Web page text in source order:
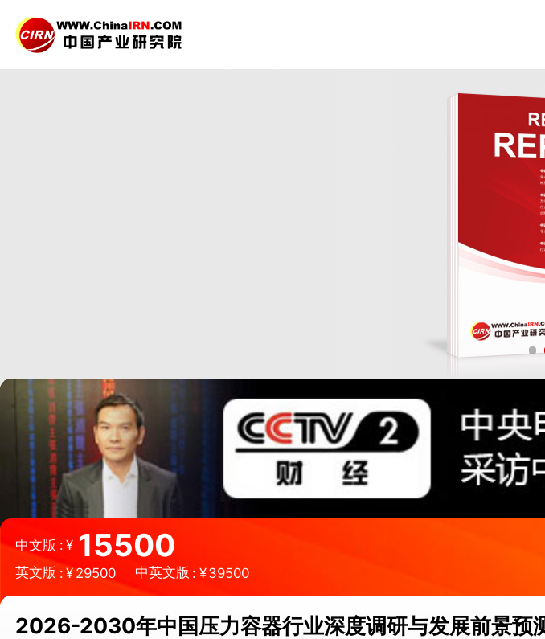
中文版 : ¥ 15500
英文版 : ¥29500 中英文版 : ¥39500
2026-2030年中国压力容器行业深度调研与发展前景预
行业深度调研
《2026-2030年中国压力容器行业深度调研与发展前景预测研究报告》由中研普华压
景，同时对压力容器行业的未来发展做出科学的趋势预测和专业的压力容器行业数据分